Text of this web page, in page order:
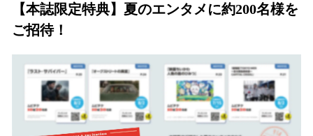
【本誌限定特典】夏のエンタメに約200名様を
ご招待！